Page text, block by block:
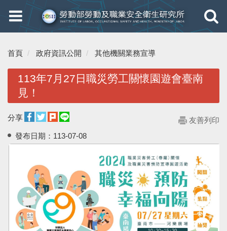
Toggle
navigation
Toggle
首頁 政府資訊公開 其他機關業務宣導
113年7月27日職災勞工關懷園遊會臺南
見！
分享
友善列印
發布日期： 113-07-08